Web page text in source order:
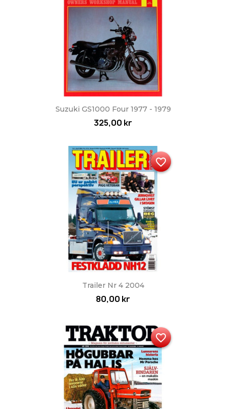
Suzuki GS1000 Four 1977 - 1979
325,00 kr
Trailer Nr 4 2004
80,00 kr
favorite_border
favorite_border